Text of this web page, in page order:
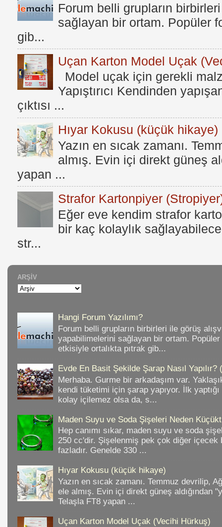
Forum belli grupların
sağlayan bir ortam. Popüler
gib...
Uçan Karton Model Uçak
Model uçak için gerekli
Yapıştırıcı Kendinden
çıktısı ...
Hıyar Kokusu (küçük hikaye)
Yazın en sıcak zamanı.
almış. Evin içi direkt güneş
yapan ...
Strafor Kartonpiyer
Eğer eve kendim strafor
bir kaç kolaylık
str...
ARŞIV
Hangi Forum Yazılımı?
Forum belli grupların birbirleri ile görüş
yapabilimelerini sağlayan bir ortam. Popüler
etkisiyle ortalıkta pıtrak gib...
Evde En Basit Şekilde Şarap Nasıl Yapılır?
Merhaba. Gurme bir arkadaşım var.
kendi tüketimi için şarap yapıyor. İlk
kolay içilemez olsa da, s...
Maden Suyu ve Soda Şişeleri Neden
Hep canımı sıkar, maden suyu ve soda
250 cc'dir. Şişelenmiş pek çok diğer içecek
fazladır. Genelde 330 ...
Hıyar Kokusu (küçük hikaye)
Yazın en sıcak zamanı. Temmuz devrilip,
ele almış. Evin içi direkt güneş aldığından
Telaşla FT8 yapan ...
Uçan Karton Model Uçak (Vecihi Hürkuş)